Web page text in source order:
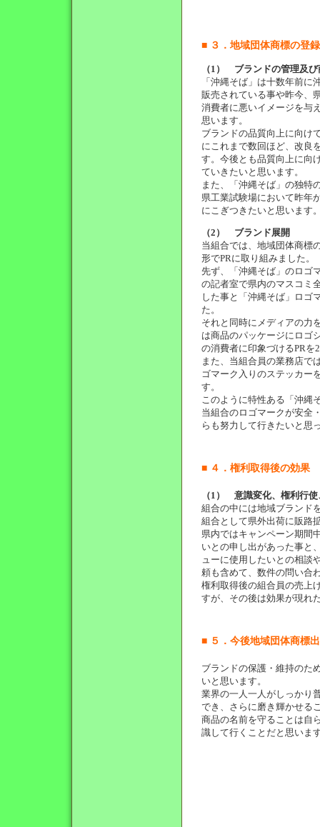
■ ３．地域団体商標の登
（1） ブランドの管理及
「沖縄そば」は十数年前
販売されている事や昨今、
消費者に悪いイメージを与
思います。
ブランドの品質向上に向け
にこれまで数回ほど、改良
す。今後とも品質向上に向
ていきたいと思います。
また、「沖縄そば」の独特
県工業試験場において昨年
にこぎつきたいと思います
（2） ブランド展開
当組合では、地域団体商標
形でPRに取り組みました。
先ず、「沖縄そば」のロゴ
の記者室で県内のマスコミ
した事と「沖縄そば」ロゴ
た。
それと同時にメディアの力
は商品のパッケージにロゴ
の消費者に印象づけるPR
また、当組合員の業務店で
ゴマーク入りのステッカー
す。
このように特性ある「沖縄
当組合のロゴマークが安全
らも努力して行きたいと思
■ ４．権利取得後の効果
（1） 意識変化、権利行
組合の中には地域ブランド
組合として県外出荷に販路
県内ではキャンペーン期間
いとの申し出があった事と
ューに使用したいとの相談
頼も含めて、数件の問い合
権利取得後の組合員の売上
すが、その後は効果が現れ
■ ５．今後地域団体商標
ブランドの保護・維持のた
いと思います。
業界の一人一人がしっかり
でき、さらに磨き輝かせる
商品の名前を守ることは自
識して行くことだと思いま